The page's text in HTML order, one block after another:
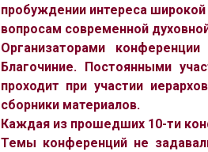
пробуждении интереса широкой
вопросам современной
Организаторами
Благочиние. Постоянными
проходит при участии
сборники материалов.
Каждая из прошедших 10-ти
Темы конференций не